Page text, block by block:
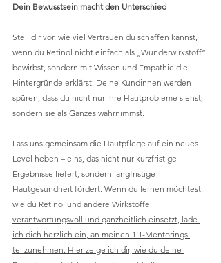
Dein Bewusstsein macht den Unterschied
Stell dir vor, wie viel Vertrauen du schaffen kannst,
wenn du Retinol nicht einfach als „Wunderwirkstoff“
bewirbst, sondern mit Wissen und Empathie die
Hintergründe erklärst. Deine Kundinnen werden
spüren, dass du nicht nur ihre Hautprobleme siehst,
sondern sie als Ganzes wahrnimmst.
Lass uns gemeinsam die Hautpflege auf ein neues
Level heben – eins, das nicht nur kurzfristige
Ergebnisse liefert, sondern langfristige
Hautgesundheit fördert. Wenn du lernen möchtest,
wie du Retinol und andere Wirkstoffe
verantwortungsvoll und ganzheitlich einsetzt, lade
ich dich herzlich ein, an meinen 1:1-Mentorings
teilzunehmen. Hier zeige ich dir, wie du deine